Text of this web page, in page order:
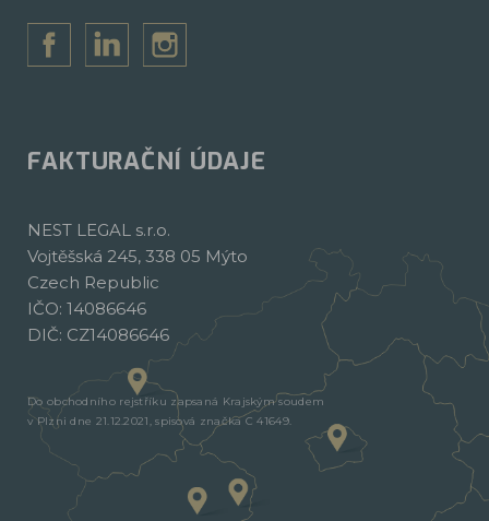
FAKTURAČNÍ ÚDAJE
NEST LEGAL s.r.o.
Vojtěšská 245, 338 05 Mýto
Czech Republic
IČO: 14086646
DIČ: CZ14086646
Do obchodního rejstříku zapsaná Krajským soudem
v Plzni dne 21.12.2021, spisová značka C 41649.